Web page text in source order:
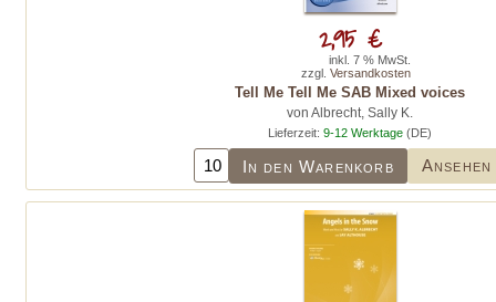
Tell Me Tell Me SAB Mixed voices
von Albrecht, Sally K.
Lieferzeit: 9-12 Werktage(DE)
In den Warenkorb Ansehen
2,95 €
inkl. 7 % MwSt.
zzgl. Versandkosten